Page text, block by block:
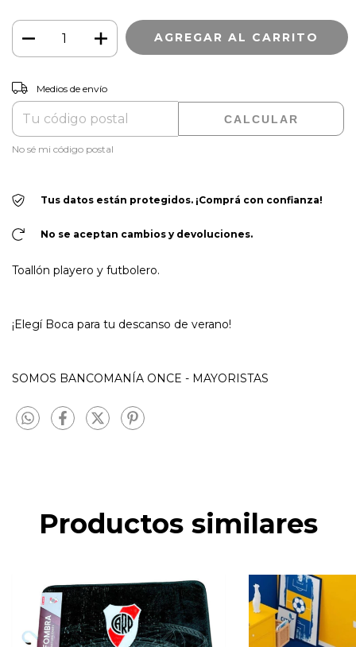
Entregas para el CP:
Medios de envío
CALCULAR
No sé mi código postal
Tus datos están protegidos. ¡Comprá con confianza!
No se aceptan cambios y devoluciones.
Toallón playero y futbolero.
¡Elegí Boca para tu descanso de verano!
SOMOS BANCOMANÍA ONCE - MAYORISTAS
Productos similares